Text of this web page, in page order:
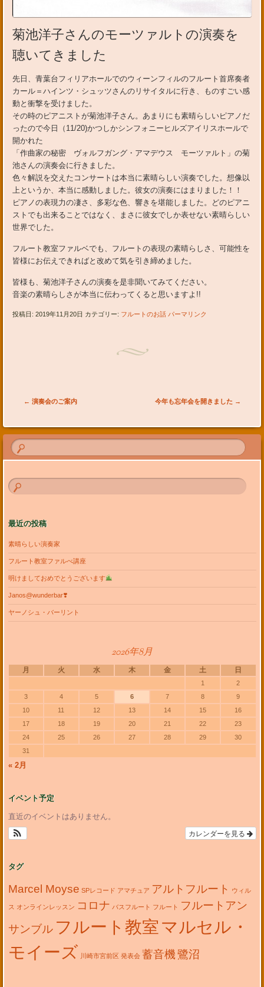
菊池洋子さんのモーツァルトの演奏を
聴いてきました
先日、青葉台フィリアホールでのウィーンフィルのフルート首席奏者
カール＝ハインツ・シュッツさんのリサイタルに行き、ものすごい感
動と衝撃を受けました。
その時のピアニストが菊池洋子さん。あまりにも素晴らしいピアノだ
ったので今日（11/20)かつしかシンフォニーヒルズアイリスホールで
開かれた
「作曲家の秘密 ヴォルフガング・アマデウス モーツァルト」の菊
池さんの演奏会に行きました。
色々解説を交えたコンサートは本当に素晴らしい演奏でした。想像以
上というか、本当に感動しました。彼女の演奏にはまりました！！
ピアノの表現力の凄さ、多彩な色、響きを堪能しました。どのピアニ
ストでも出来ることではなく、まさに彼女でしか表せない素晴らしい
世界でした。
フルート教室ファルベでも、フルートの表現の素晴らしさ、可能性を
皆様にお伝えできればと改めて気を引き締めました。
皆様も、菊池洋子さんの演奏を是非聞いてみてください。
音楽の素晴らしさが本当に伝わってくると思いますよ!!
投稿日: 2019年11月20日 カテゴリー: フルートのお話 パーマリンク
投稿ナビゲーション
← 演奏会のご案内 今年も忘年会を開きました →
最近の投稿
素晴らしい演奏家
フルート教室ファルべ講座
明けましておめでとうございます
Janos@wunderbar❣️
ヤーノシュ・バーリント
2026年8月
月 火 水 木 金 土 日
« 2月
1
2
3
4 5 6 7 8
9
10
11 12 13 14 15
16
17
18 19 20 21 22
23
24
25 26 27 28 29
30
31
イベント予定
直近のイベントはありません。
カレンダーを見る
タグ
Marcel Moyse SPレコード アマチュア アルトフルート ウィル
ス オンラインレッスン コロナ バスフルート フルート
フルートアン
サンブル フルート教室 マルセル・
モイーズ
川崎市宮前区 発表会 蓄音機鷺沼